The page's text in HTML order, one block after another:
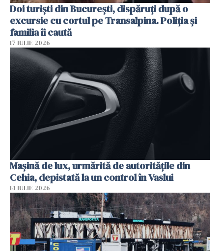
Doi turiști din București, dispăruți după o
excursie cu cortul pe Transalpina. Poliția și
familia îi caută
17 IULIE 2026
Mașină de lux, urmărită de autoritățile din
Cehia, depistată la un control în Vaslui
14 IULIE 2026